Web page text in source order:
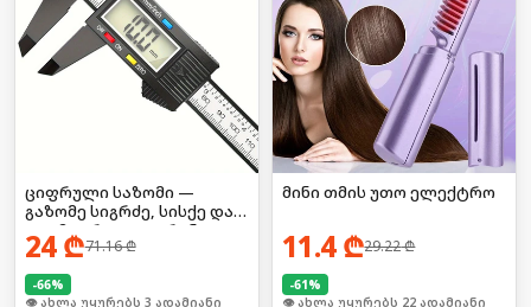
ციფრული საზომი —
გაზომე სიგრძე, სისქე და
დიამეტრი LCD ეკრანით!
24₾71.16₾
-66%
🛒 ბოლო 24სთ-ში იყიდა 3-მა
მინი თმის უთო ელექტრო
11.4₾29.22₾
-61%
🛒 ბოლო 24სთ-ში იყიდა 29-მა